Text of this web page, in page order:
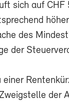
sich auf CHF
des
der
der